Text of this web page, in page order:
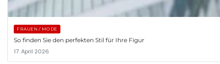
FRAUEN / MODE
So finden Sie den perfekten Stil für Ihre Figur
17. April 2026